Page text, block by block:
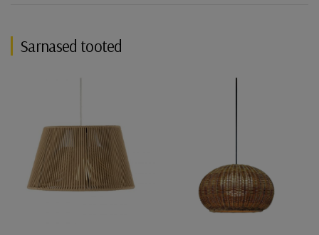
Sarnased tooted